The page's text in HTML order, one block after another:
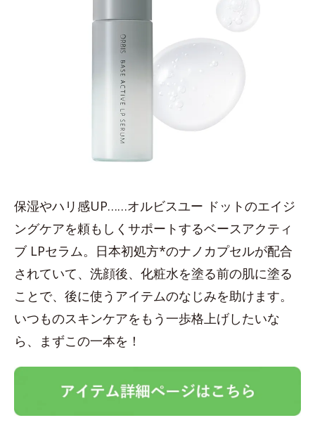
保湿やハリ感UP……オルビスユー ドットのエイジ
ングケアを頼もしくサポートするベースアクティ
ブ LPセラム。日本初処方*のナノカプセルが配合
されていて、洗顔後、化粧水を塗る前の肌に塗る
ことで、後に使うアイテムのなじみを助けます。
いつものスキンケアをもう一歩格上げしたいな
ら、まずこの一本を！